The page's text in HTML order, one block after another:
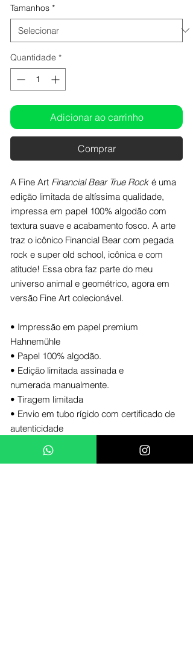
Tamanhos *
Quantidade *
Adicionar ao carrinho
Comprar
A Fine Art Financial Bear True Rock é uma
edição limitada de altíssima qualidade,
impressa em papel 100% algodão com
textura suave e acabamento fosco. A arte
traz o icônico Financial Bear com pegada
rock e super old school, icônica e com
atitude! Essa obra faz parte do meu
universo animal e geométrico, agora em
versão Fine Art colecionável.
• Impressão em papel premium
Hahnemühle
• Papel 100% algodão.
• Edição limitada assinada e
numerada manualmente.
• Tiragem limitada
• Envio em tubo rígido com certificado de
autenticidade
Tamanho disponível: (
vendido sem